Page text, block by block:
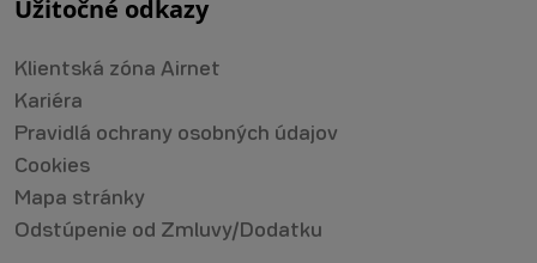
Užitočné odkazy
Klientská zóna Airnet
Kariéra
Pravidlá ochrany osobných údajov
Cookies
Mapa stránky
Odstúpenie od Zmluvy/Dodatku